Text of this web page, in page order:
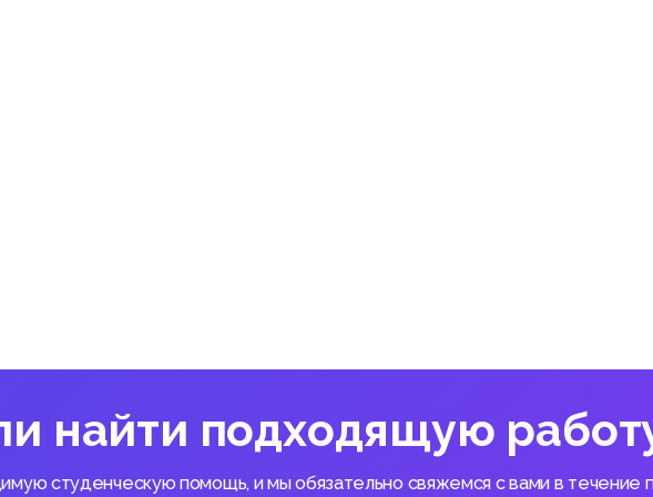
субъектов хозяйствования, осуществляющих ВЭД, на таможне;
кодов товаров по ТН ВЭД;
грузов в закрытых отапливаемых и не отапливаемых помещениях;
предприятий оказывающих таможенные услуги способствуют уск
между странами, повышению деловой активности хозяйствующих суб
найти подходящую
студенческую помощь, и мы обязательно свяжемся с вами в течение